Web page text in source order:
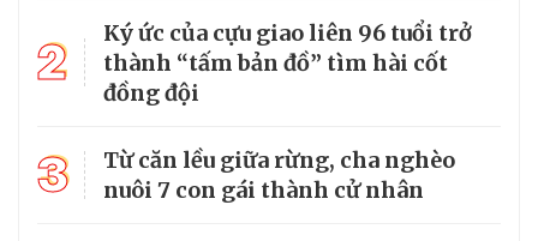
2
Ký ức của cựu giao liên 96 tuổi trở
thành “tấm bản đồ” tìm hài cốt
đồng đội
3
Từ căn lều giữa rừng, cha nghèo
nuôi 7 con gái thành cử nhân